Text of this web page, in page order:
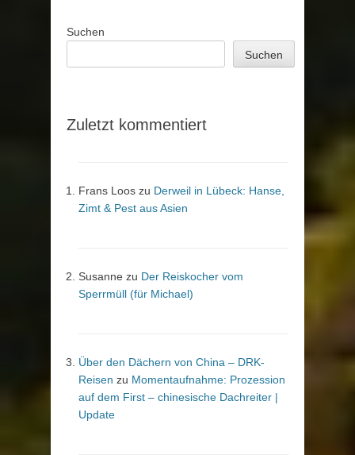
Suchen
Suchen
Zuletzt kommentiert
Frans Loos zu Derweil in Lübeck: Hanse,
Zimt & Pest aus Asien
Susanne zu Der Reiskocher vom
Sperrmüll (für Michael)
Über den Dächern von China – DRK-
Reisen zu Momentaufnahme: Prozession
auf dem First – chinesische Dachreiter |
Update